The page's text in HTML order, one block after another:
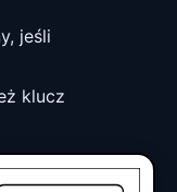
jeśli
klucz